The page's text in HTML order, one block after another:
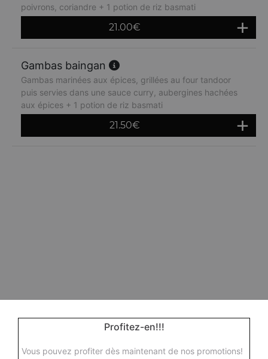
poivrons, coriandre + 1 potion de riz basmati
21.00€
Gambas baingan
Gambas marinées aux épices, grillées au four tandoor
puis servies dans une sauce curry, aubergines hachées
aux épices + 1 potion de riz basmati
21.50€
Profitez-en!!!
Vous pouvez profiter dès maintenant de nos promotions!